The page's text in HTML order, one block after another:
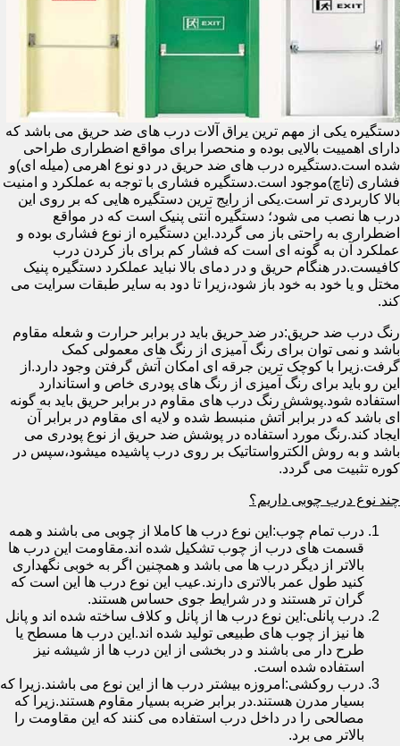
دستگیره یکی از مهم ترین یراق آلات درب های ضد حریق می باشد که
دارای اهمییت بالایی بوده و منحصرا برای مواقع اضطراری طراحی
شده است.دستگیره درب های ضد حریق در دو نوع اهرمی (میله ای)و
فشاری (تاچ)موجود است.دستگیره فشاری با توجه به عملکرد و امنیت
بالا کاربردی تر است.یکی از رایج ترین دستگیره هایی که بر روی این
درب ها نصب می شود؛ دستگیره آنتی پنیک است که در مواقع
اضطراری به راحتی باز می گردد.این دستگیره از نوع فشاری بوده و
عملکرد آن به گونه ای است که فشار کم برای باز کردن درب
کافیست.در هنگام حریق و در دمای بالا نباید عملکرد دستگیره پنیک
مختل و یا خود به خود باز شود،زیرا تا دود به سایر طبقات سرایت می
کند.
رنگ درب ضد حریق:در ضد حریق باید در برابر حرارت و شعله مقاوم
باشد و نمی توان برای رنگ آمیزی از رنگ های معمولی کمک
گرفت.زیرا با کوچک ترین جرقه ای امکان آتش گرفتن وجود دارد.از
این رو باید برای رنگ آمیزی از رنگ های پودری خاص و استاندارد
استفاده شود.پوشش رنگ درب های مقاوم در برابر حریق باید به گونه
ای باشد که در برابر آتش منبسط شده و لایه ای مقاوم در برابر آن
ایجاد کند.رنگ مورد استفاده در پوشش ضد حریق از نوع پودری می
باشد و به روش الکترواستاتیک بر روی درب پاشیده میشود،سپس در
کوره تثبیت می گردد.
چند نوع درب چوبی داریم؟
درب تمام چوب:این نوع درب ها کاملا از چوبی می باشند و همه
قسمت های درب از چوب تشکیل شده اند.مقاومت این درب ها
بالاتر از دیگر درب ها می باشد و همچنین اگر به خوبی نگهداری
کنید طول عمر بالاتری دارند.عیب این نوع درب ها این است که
گران تر هستند و در شرایط جوی حساس هستند.
درب پانلی:این نوع درب ها از پانل و کلاف ساخته شده اند و پانل
ها نیز از چوب های طبیعی تولید شده اند.این درب ها مسطح یا
طرح دار می باشند و در بخشی از این درب ها از شیشه نیز
استفاده شده است.
درب روکشی:امروزه بیشتر درب ها از این نوع می باشند.زیرا که
بسیار مدرن هستند.در برابر ضربه بسیار مقاوم هستند.زیرا که
مصالحی را در داخل درب استفاده می کنند که این مقاومت را
بالاتر می برد.